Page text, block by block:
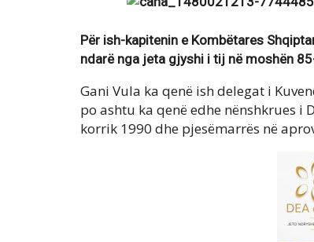
Për ish-kapitenin e Kombëtares
ndarë nga jeta gjyshi i tij në moshën
Gani Vula ka qenë ish delegat i
po ashtu ka qenë edhe nënshkrues i
korrik 1990 dhe pjesëmarrës në